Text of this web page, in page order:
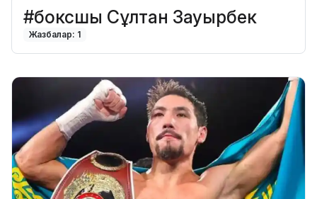
#боксшы Сұлтан Зауырбек
Жазбалар: 1